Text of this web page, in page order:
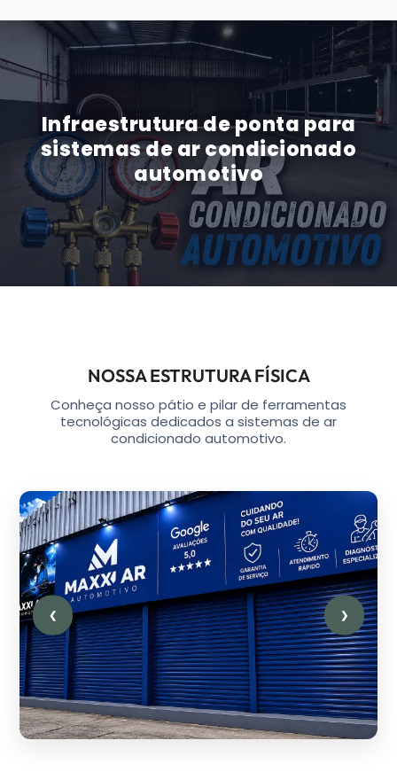
Infraestrutura de ponta para
sistemas de ar condicionado
automotivo
NOSSA ESTRUTURA FÍSICA
Conheça nosso pátio e pilar de ferramentas
tecnológicas dedicados a sistemas de ar
condicionado automotivo.
❮ ❯